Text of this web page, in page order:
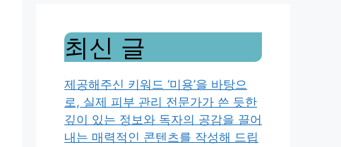
최신 글
제공해주신 키워드 ‘미용’을 바탕으
로, 실제 피부 관리 전문가가 쓴 듯한
깊이 있는 정보와 독자의 공감을 끌어
내는 매력적인 콘텐츠를 작성해 드립